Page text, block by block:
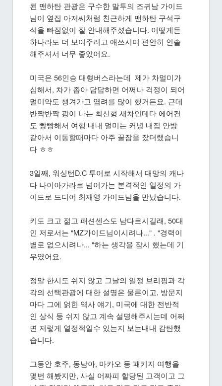
된 맨하탄 관광은 구수한 말투의 조귀남 가이드
님이 옆집 아저씨처럼 친근하게 맨하탄 구석구
석을 빠짐없이 잘 안내해주셨습니다. 어떻게든
하나라도 더 보여주려고 애쓰시며 편안히 인솔
해주셔서 너무 좋았어요.
미국은 56인승 대형버스라는데 제가 차멀미가
심해서, 차가 좁아 답답하면 어쩌나 걱정이 되어
멀미약도 챙겨가고 염려를 많이 했거든요. 근데
반짝반짝 광이 나는 최신형 새차인데다 에어컨
도 빵빵해서 여행 내내 멀미는 커녕 내집 안방
같아서 이동할때마다 아주 꿀잠을 잤더랬습니
다 ㅎㅎ
3일째, 워싱턴D.C 투어로 시작해서 대망의 캐나
다 나이아가라로 넘어가는 본격적인 일정의 가
이드로 드디어 최재영 가이드님을 만났습니다.
키도 크고 젊고 패션센스도 남다르시길래, 50대
인 저로서는 "MZ가이드님이시려나..." . "경력이
별로 없으시려나... "하는 생각을 잠시 했는데 기
우였어요.
정말 한시도 쉬지 않고 그날의 일정 브리핑과 각
각의 선택관광에 대한 설명은 물론이고, 방문지
마다 그에 얽힌 역사 얘기, 미국에 대한 전반적
인 상식 등 쉬지 않고 계속 설명해주시는데 어쩌
면 저렇게 열정적일수 있는지 보는내내 감탄했
습니다.
그동안 호주, 동남아, 마카오 등 패키지 여행을
몇번 해봤지만, 사실 어짜피 할당된 고객이고 그